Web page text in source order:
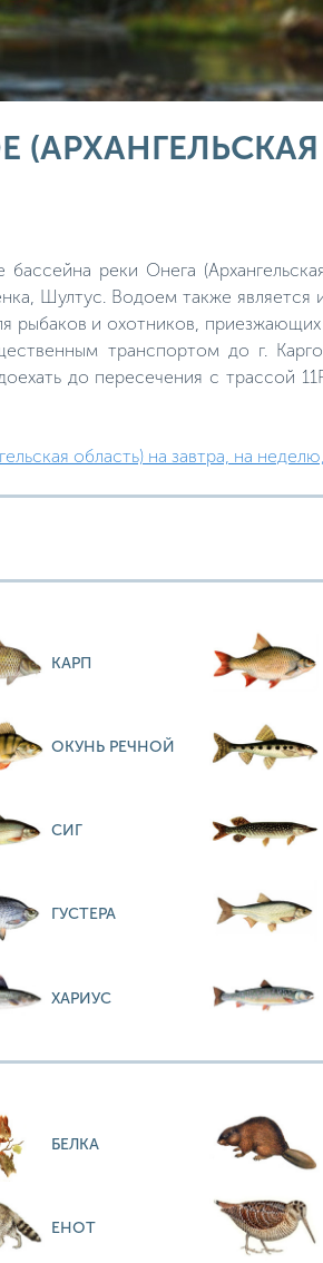
реки Онега
Шултус. Водоем также
рыбаков и охотников,
транспортом до г.
до пересечения с трассой
область) на завтра, на
КАРП
ОКУНЬ РЕЧНОЙ
СИГ
ГУСТЕРА
ХАРИУС
БЕЛКА
ЕНОТ